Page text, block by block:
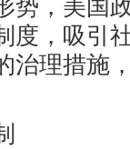
，美国
度，吸引
治理措施